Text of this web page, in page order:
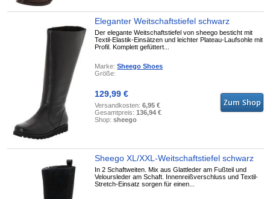
Eleganter Weitschaftstiefel schwarz
Der elegante Weitschaftstiefel von sheego besticht mit
Textil-Elastik-Einsätzen und leichter Plateau-Laufsohle mit
Profil. Komplett gefüttert...
Marke:Sheego Shoes
Größe:
129,99 €
Versandkosten:6,95 €
Gesamtpreis:136,94 €
Shop:sheego
Sheego XL/XXL-Weitschaftstiefel schwarz
In 2 Schaftweiten. Mix aus Glattleder am Fußteil und
Veloursleder am Schaft. Innenreißverschluss und Textil-
Stretch-Einsatz sorgen für einen...